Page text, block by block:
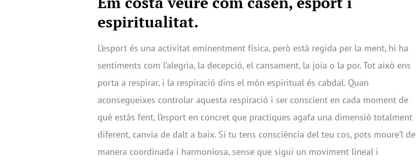
espiritualitat.
L’esport és una activitat eminentment física, però està regida per la ment, hi ha
sentiments com l’alegria, la decepció, el cansament, la joia o la por. Tot això ens
porta a respirar, i la respiració dins el món espiritual és cabdal. Quan
aconsegueixes controlar aquesta respiració i ser conscient en cada moment de
què estàs fent, l’esport en concret que practiques agafa una dimensió totalment
diferent, canvia de dalt a baix. Si tu tens consciència del teu cos, pots moure’l de
manera coordinada i harmoniosa, sense que sigui un moviment lineal i